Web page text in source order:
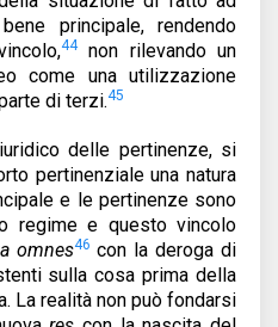
principale, rendendo
44non rilevando un
come una utilizzazione
di terzi.45
delle pertinenze, si
pertinenziale una natura
e le pertinenze sono
regime e questo vincolo
omnes46 con la deroga di
sulla cosa prima della
La realità non può fondarsi